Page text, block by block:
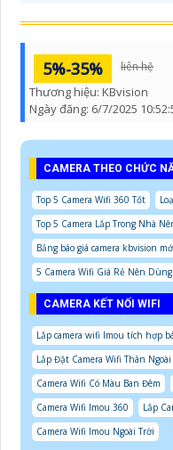
5%-35% liên hệ
Thương hiệu: KBvision
Ngày đăng: 6/7/2025
CAMERA THEO CHỨC
Top 5 Camera Wifi 360 Tốt
Top 5 Camera Lắp Trong Nhà
Bảng báo giá camera kbvision
5 Camera Wifi Giá Rẻ Nên Dùng
CAMERA KẾT NỐI WIFI
Lắp camera wifi Imou tích hợp
Lắp Đặt Camera Wifi Thân
Camera Wifi Có Màu Ban Đêm
Camera Wifi Imou 360
Lắp
Camera Wifi Imou Ngoài Trời